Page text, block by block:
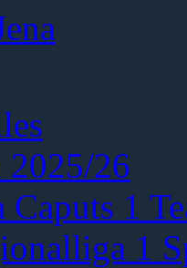
2025/26
Caputs 1
1